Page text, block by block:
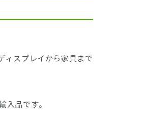
ィスプレイから家具まで
入品です。